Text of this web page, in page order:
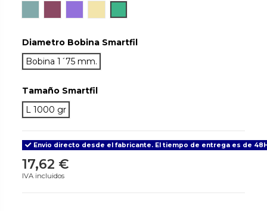
Diametro Bobina Smartfil
Bobina 1´75 mm.
Tamaño Smartfil
L 1000 gr
Envio directo desde el fabricante. El tiempo de entrega es de
17,62 €
IVA incluidos